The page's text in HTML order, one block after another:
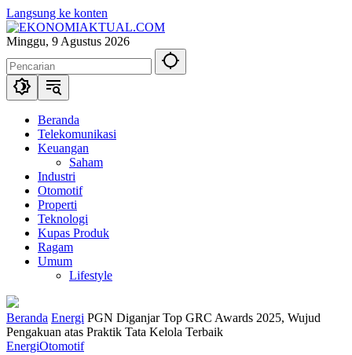
Langsung ke konten
Minggu, 9 Agustus 2026
Beranda
Telekomunikasi
Keuangan
Saham
Industri
Otomotif
Properti
Teknologi
Kupas Produk
Ragam
Umum
Lifestyle
Beranda Energi PGN Diganjar Top GRC Awards 2025, Wujud
Pengakuan atas Praktik Tata Kelola Terbaik
EnergiOtomotif